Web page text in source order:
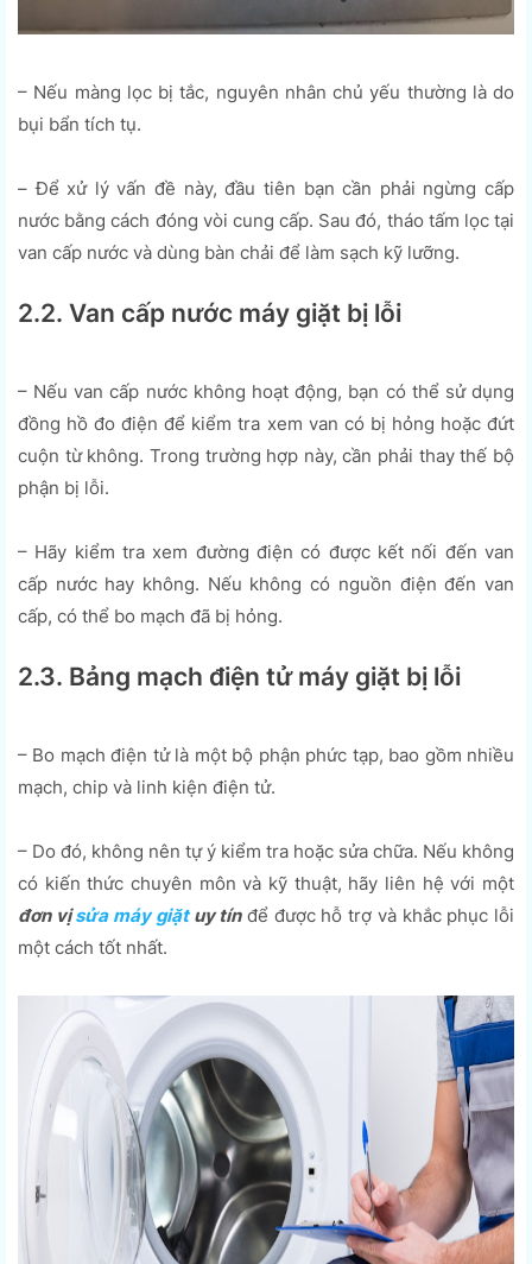
– Nếu màng lọc bị tắc, nguyên nhân chủ yếu thường là do
bụi bẩn tích tụ.
– Để xử lý vấn đề này, đầu tiên bạn cần phải ngừng cấp
nước bằng cách đóng vòi cung cấp. Sau đó, tháo tấm lọc tại
van cấp nước và dùng bàn chải để làm sạch kỹ lưỡng.
2.2. Van cấp nước máy giặt bị lỗi
– Nếu van cấp nước không hoạt động, bạn có thể sử dụng
đồng hồ đo điện để kiểm tra xem van có bị hỏng hoặc đứt
cuộn từ không. Trong trường hợp này, cần phải thay thế bộ
phận bị lỗi.
– Hãy kiểm tra xem đường điện có được kết nối đến van
cấp nước hay không. Nếu không có nguồn điện đến van
cấp, có thể bo mạch đã bị hỏng.
2.3. Bảng mạch điện tử máy giặt bị lỗi
– Bo mạch điện tử là một bộ phận phức tạp, bao gồm nhiều
mạch, chip và linh kiện điện tử.
– Do đó, không nên tự ý kiểm tra hoặc sửa chữa. Nếu không
có kiến thức chuyên môn và kỹ thuật, hãy liên hệ với một
đơn vịsửa máy giặtuy tínđể được hỗ trợ và khắc phục lỗi
một cách tốt nhất.